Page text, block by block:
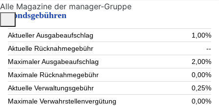
Fondsgebühren
Aktueller Ausgabeaufschlag
1,00%
Aktuelle Rücknahmegebühr
--
Maximaler Ausgabeaufschlag
2,00%
Maximale Rücknahmegebühr
0,00%
Aktuelle Verwaltungsgebühr
0,25%
Maximale Verwahrstellenvergütung
0,00%
Alle Magazine der manager-Gruppe